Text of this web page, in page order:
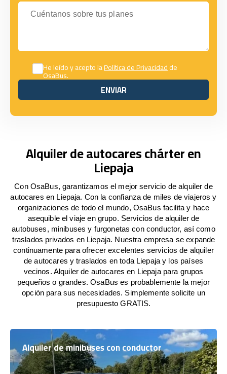
Cuéntanos sobre tus planes
He leído y acepto laPolítica de Privacidadde
OsaBus.
ENVIAR
ENVIAR
Alquiler de autocares chárter en
Liepaja
Con OsaBus, garantizamos el mejor servicio de alquiler de
autocares en Liepaja. Con la confianza de miles de viajeros y
organizaciones de todo el mundo, OsaBus facilita y hace
asequible el viaje en grupo. Servicios de alquiler de
autobuses, minibuses y furgonetas con conductor, así como
traslados privados en Liepaja. Nuestra empresa se expande
continuamente para ofrecer excelentes servicios de alquiler
de autocares y traslados en toda Liepaja y los países
vecinos. Alquiler de autocares en Liepaja para grupos
pequeños o grandes. OsaBus es probablemente la mejor
opción para sus necesidades. Simplemente solicite un
presupuesto GRATIS.
Alquiler de minibuses con conductor